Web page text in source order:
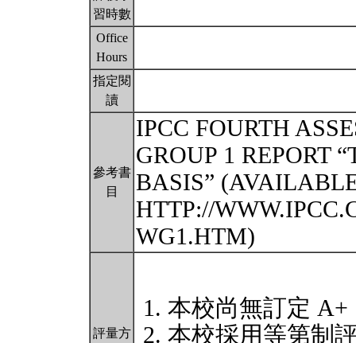
習時數
Office
Hours
指定閱
讀
參考書
目
IPCC FOURTH
GROUP 1 REPORT
BASIS”
HTTP://
WG1.HTM)
評量方
本校尚無訂定 A+
本校採用等第制